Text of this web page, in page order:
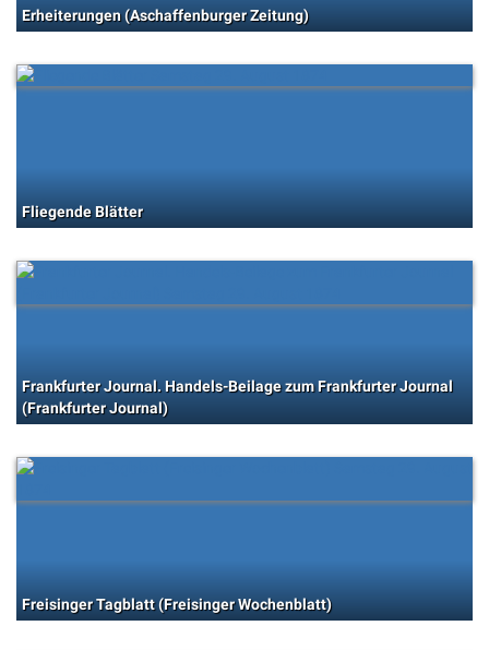
Erheiterungen (Aschaffenburger Zeitung)
Fliegende Blätter
Frankfurter Journal. Handels-Beilage zum Frankfurter Journal
(Frankfurter Journal)
Freisinger Tagblatt (Freisinger Wochenblatt)